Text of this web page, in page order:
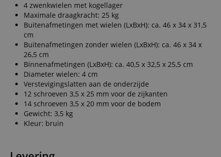
4 zwenkwielen met kogellager
Maximale draagkracht: 25 kg
Buitenafmetingen met wielen (LxBxH): ca. 46 x 34 x 31,5
cm
Buitenafmetingen zonder wielen (LxBxH): ca. 46 x 34 x
26,5 cm
Binnenafmetingen (LxBxH): ca. 40,5 x 32,5 x 25,5 cm
Diameter wielen: 4 cm
Verstevigingslatten aan de onderzijde
12 schroeven 3,5 x 25 mm voor de zijkanten
14 schroeven 3,5 x 20 mm voor de bodem
Gewicht: 3,5 kg
Kleur: bruin